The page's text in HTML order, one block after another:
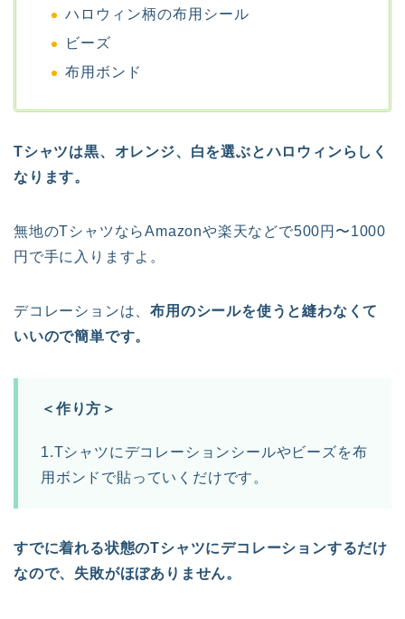
ハロウィン柄の布用シール
ビーズ
布用ボンド
Tシャツは黒、オレンジ、白を選ぶとハロウィンらしく
なります。
無地のTシャツならAmazonや楽天などで500円〜1000
円で手に入りますよ。
デコレーションは、布用のシールを使うと縫わなくて
いいので簡単です。
＜作り方＞
1.Tシャツにデコレーションシールやビーズを布
用ボンドで貼っていくだけです。
すでに着れる状態のTシャツにデコレーションするだけ
なので、失敗がほぼありません。